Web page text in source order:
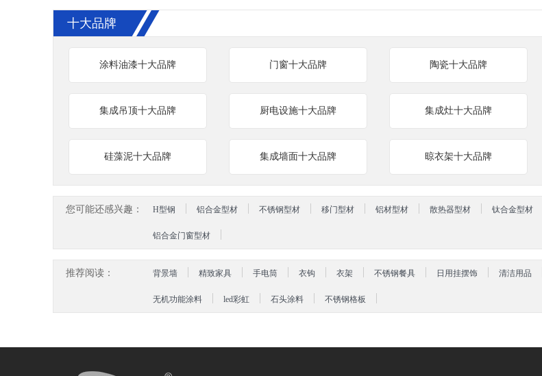
十大品牌
涂料油漆十大品牌 门窗十大品牌 陶瓷十大品牌
集成吊顶十大品牌 厨电设施十大品牌 集成灶十大品牌
硅藻泥十大品牌 集成墙面十大品牌 晾衣架十大品牌
您可能还感兴趣： H型钢 铝合金型材 不锈钢型材 移门型材 铝材型材 散热器型材 钛合金型材
铝合金门窗型材
推荐阅读： 背景墙 精致家具 手电筒 衣钩 衣架 不锈钢餐具 日用挂摆饰 清洁用品
无机功能涂料 led彩虹 石头涂料 不锈钢格板